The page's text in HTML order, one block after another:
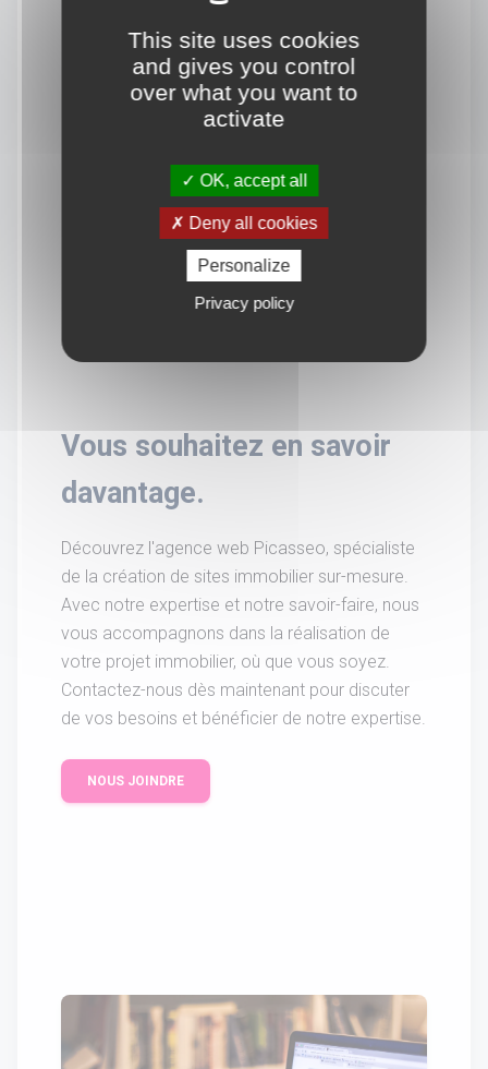
Vous souhaitez en savoir
davantage.
Découvrez l'agence web Picasseo, spécialiste
de la création de sites immobilier sur-mesure.
Avec notre expertise et notre savoir-faire, nous
vous accompagnons dans la réalisation de
votre projet immobilier, où que vous soyez.
Contactez-nous dès maintenant pour discuter
de vos besoins et bénéficier de notre expertise.
NOUS JOINDRE
This site uses cookies
and gives you control
over what you want to
activate
OK, accept all
Deny all cookies
Personalize
Privacy policy